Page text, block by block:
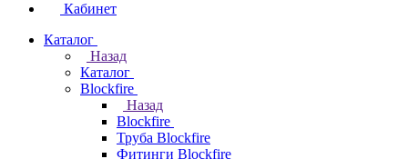
Кабинет
Каталог
Назад
Каталог
Blockfire
Назад
Blockfire
Труба Blockfire
Фитинги Blockfire